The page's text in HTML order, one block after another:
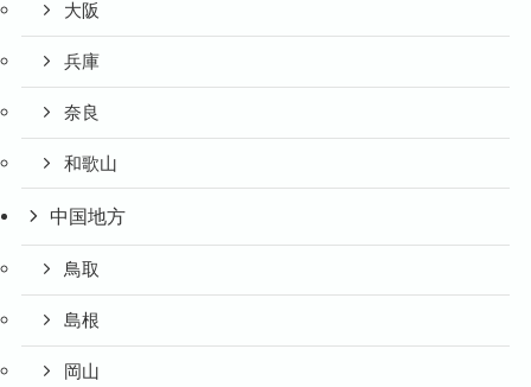
大阪
兵庫
奈良
和歌山
中国地方
鳥取
島根
岡山